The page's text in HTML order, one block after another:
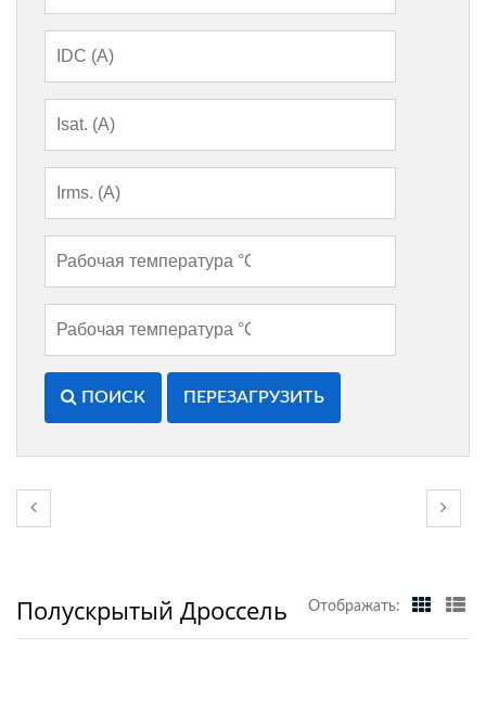
ПОИСК ПЕРЕЗАГРУЗИТЬ
Полускрытый Дроссель Отображать: